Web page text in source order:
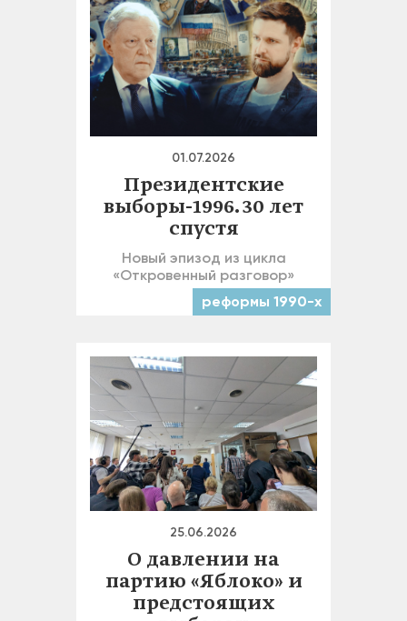
01.07.2026
Президентские
выборы-1996. 30 лет
спустя
Новый эпизод из цикла
«Откровенный разговор»
реформы 1990-х
25.06.2026
О давлении на
партию «Яблоко» и
предстоящих